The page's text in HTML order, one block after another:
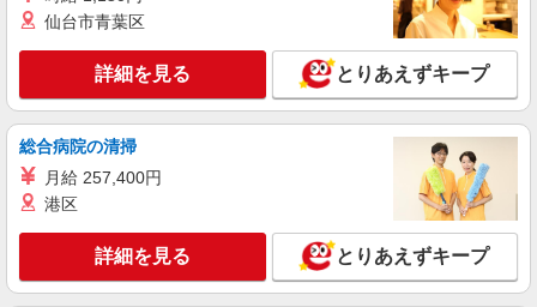
年収300万円〜400万円 月給18万〜25万円 （年
齢、経験、能力考慮） ※ 試用期間6か月あり（条
件変更無し） 昇給年1回、賞与年2回、営業手当、
通勤手当、業務手当、昼食手当、皆勤手当 ※当社
静岡県静岡市駿河区
キープ 詳細を見る
仙台市青葉区
詳細を見る とりあえずキープ
総合病院の清掃
月給 257,400円
港区
詳細を見る とりあえずキープ